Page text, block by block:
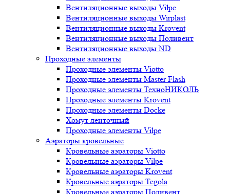
Вентиляционные выходы Vilpe
Вентиляционные выходы Wirplast
Вентиляционные выходы Krovent
Вентиляционные выходы Поливент
Вентиляционные выходы ND
Проходные элементы
Проходные элементы Viotto
Проходные элементы Master Flash
Проходные элементы ТехноНИКОЛЬ
Проходные элементы Krovent
Проходные элементы Docke
Хомут ленточный
Проходные элементы Vilpe
Аэраторы кровельные
Кровельные аэраторы Viotto
Кровельные аэраторы Vilpe
Кровельные аэраторы Krovent
Кровельные аэраторы Tegola
Кровельные аэраторы Поливент